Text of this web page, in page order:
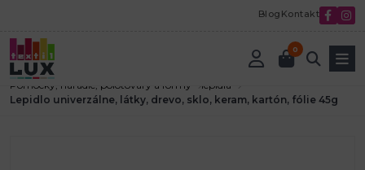
Blog Kontakt
0
Úvod
Pomôcky, náradie, polotovary a formy
lepidlá
Lepidlo univerzálne, látky, drevo, sklo, keram, kartón, fólie 45g